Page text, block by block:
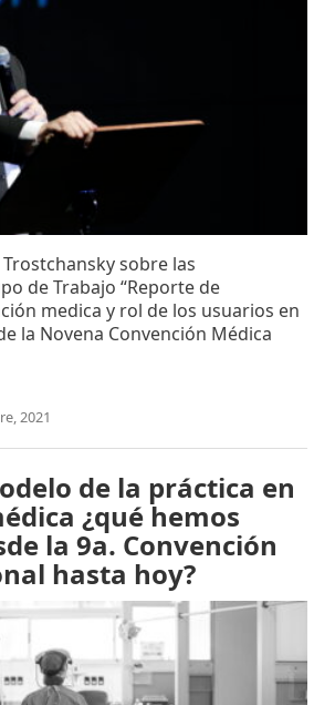
sobre las
de Trabajo “Reporte de
medica y rol de los usuarios en
la Novena Convención Médica
2021
de la práctica en
¿qué hemos
la 9a. Convención
hasta hoy?